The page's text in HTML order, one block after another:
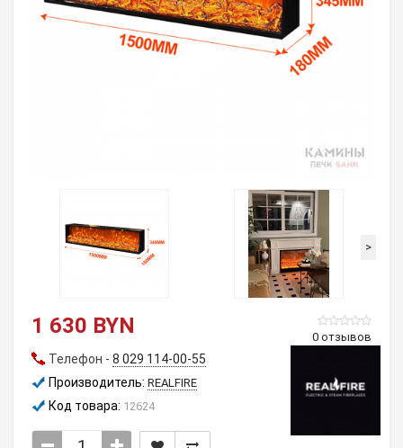
>
0 отзывов
1 630 BYN
Телефон - 8 029 114-00-55
Производитель: REALFIRE
Код товара: 12624